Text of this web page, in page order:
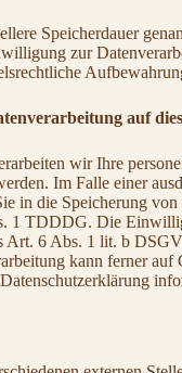
Speicherdauer
zur
auf
wir Ihre
Im Falle einer
in die Speicherung
1 TDDDG. Die
6 Abs. 1 lit. b
kann ferner